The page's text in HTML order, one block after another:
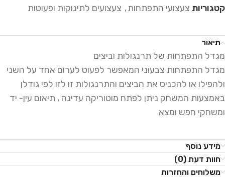
קטגוריות צעצועי התפתחות, צעצועים לתינוקות ופעוטות
תיאור
מגדל התפתחות של תרנגולות וביצים
מגדל התפתחות צבעוני המאפשר לפעוט לערום אחד על השני
ולהפילו או להכניס את הביצים והתרנגולות זו לזו לפי גודלן
באמצעות המשחק ניתן לפתח מוטוריקה עדינה , תיאום עין- יד
ומשחקי חפש ומצא
מידע נוסף
חוות דעת (0)
משלוחים והחזרות